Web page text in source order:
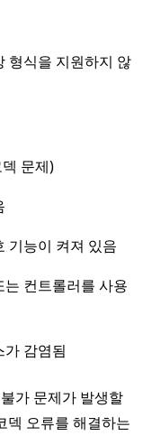
형식을 지원하지 않
문제)
기능이 켜져 있음
컨트롤러를 사용
감염됨
가 문제가 발생할
덱 오류를 해결하는